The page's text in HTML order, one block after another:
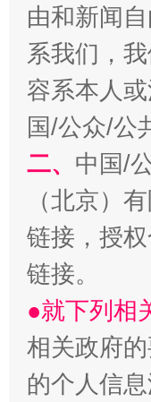
由和新闻
系我们，
容系本人
国/公众/公
二、 中国/
（北京）
链接，授
链接。
●就下列相
相关政府
的个人信息